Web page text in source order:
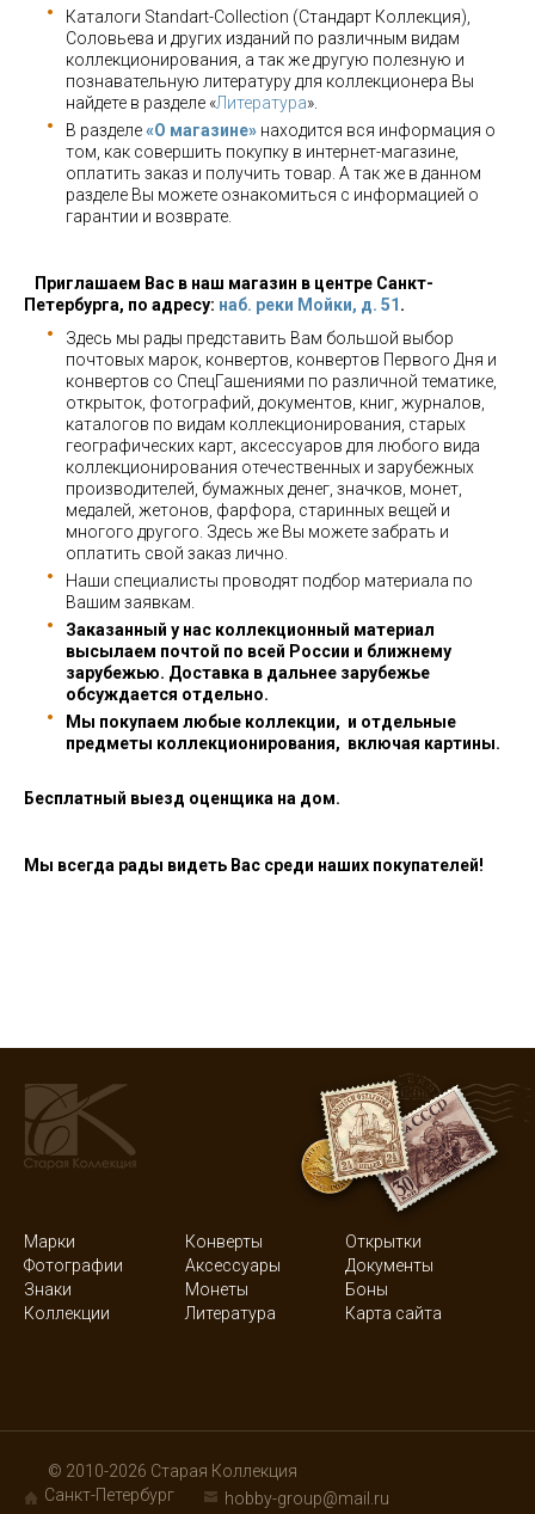
Каталоги Standart-Collection (Стандарт Коллекция),
Соловьева и других изданий по различным видам
коллекционирования, а так же другую полезную и
познавательную литературу для коллекционера Вы
найдете в разделе «Литература».
В разделе«О магазине» находится вся информация о
том, как совершить покупку в интернет-магазине,
оплатить заказ и получить товар. А так же в данном
разделе Вы можете ознакомиться с информацией о
гарантии и возврате.
Приглашаем Вас в наш магазин в центре Санкт-
Петербурга, по адресу: наб. реки Мойки, д. 51 .
Здесь мы рады представить Вам большой выбор
почтовых марок, конвертов, конвертов Первого Дня и
конвертов со СпецГашениями по различной тематике,
открыток, фотографий, документов, книг, журналов,
каталогов по видам коллекционирования, старых
географических карт, аксессуаров для любого вида
коллекционирования отечественных и зарубежных
производителей, бумажных денег, значков, монет,
медалей, жетонов, фарфора, старинных вещей и
многого другого. Здесь же Вы можете забрать и
оплатить свой заказ лично.
Наши специалисты проводят подбор материала по
Вашим заявкам.
Заказанный у нас коллекционный материал
высылаем почтой по всей России и ближнему
зарубежью. Доставка в дальнее зарубежье
обсуждается отдельно.
Мы покупаем любые коллекции, и отдельные
предметы коллекционирования, включая картины.
Бесплатный выезд оценщика на дом.
Мы всегда рады видеть Вас среди наших покупателей!
Марки Конверты
Открытки
Фотографии
Аксессуары
Документы
Знаки
Монеты
Боны
Коллекции
Литература Карта сайта
© 2010-2026 Старая Коллекция
Санкт-Петербург
hobby-group@mail.ru